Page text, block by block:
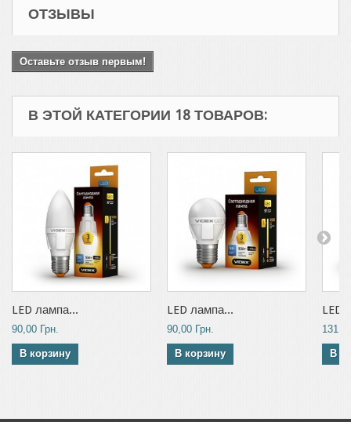
ОТЗЫВЫ
Оставьте отзыв первым!
В ЭТОЙ КАТЕГОРИИ 18 ТОВАРОВ:
LED лампа...
90,00 Грн.
В корзину
LED лампа...
90,00 Грн.
В корзину
LED
В